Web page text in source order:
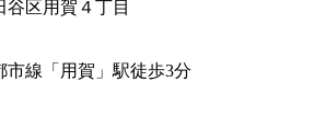
谷区用賀４丁目
市線「用賀」駅徒歩3分